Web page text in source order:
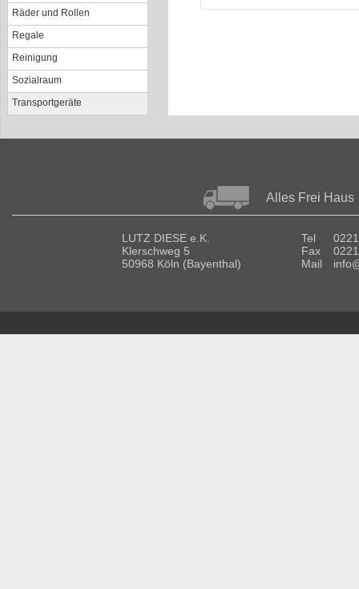
Räder und Rollen
Regale
Reinigung
Sozialraum
Transportgeräte
Alles Frei Haus
LUTZ DIESE e.K.
Klerschweg 5
50968 Köln (Bayenthal)
Tel
Fax
Mail